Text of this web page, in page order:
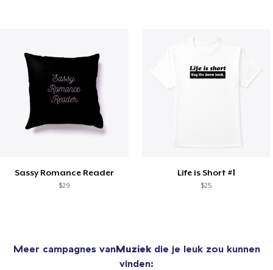
Sassy Romance Reader
$29
Life is Short #1
$25
Meer campagnes vanMuziekdie je leuk zou kunnen
vinden: